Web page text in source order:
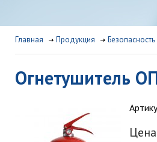
Главная Продукция
Огнетушитель